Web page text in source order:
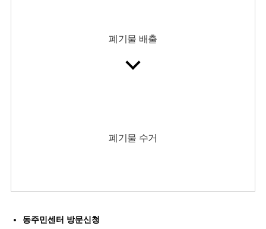
폐기물 배출
폐기물 수거
동주민센터 방문신청